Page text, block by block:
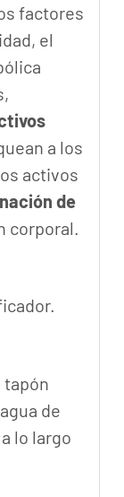
factores
el
a los
activos
de
tapón
de
lo largo